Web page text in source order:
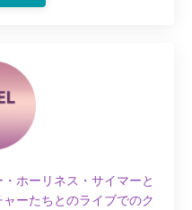
ホーリネス・サイマーと
ーたちとのライブでのク